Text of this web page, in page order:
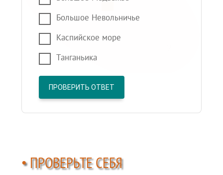
Большое Невольничье
Каспийское море
Танганьика
ПРОВЕРИТЬ ОТВЕТ
• ПРОВЕРЬТЕ СЕБЯ